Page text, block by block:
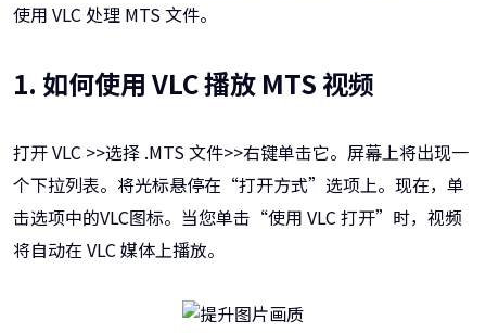
使用 VLC 处理 MTS 文件。
1. 如何使用 VLC 播放 MTS 视频
打开 VLC >>选择 .MTS 文件>>右键单击它。屏幕上将出现一
个下拉列表。将光标悬停在“打开方式”选项上。现在，单
击选项中的VLC图标。当您单击“使用 VLC 打开”时，视频
将自动在 VLC 媒体上播放。